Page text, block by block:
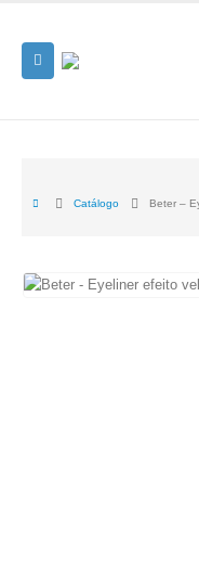
Catálogo Beter –